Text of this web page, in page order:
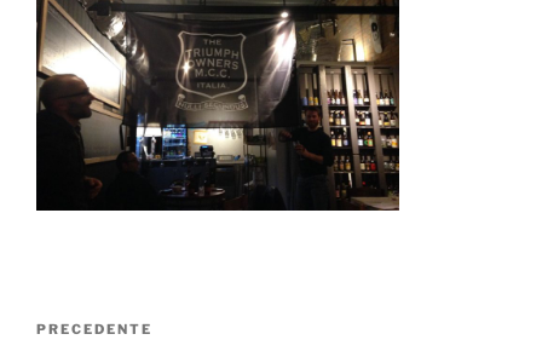
Navigazione
Articolo
PRECEDENTE